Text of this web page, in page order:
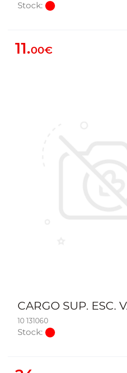
Stock:
11.00€
CARGO SUP. ESC.
10 131060
Stock: